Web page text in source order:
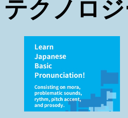
テクノロ